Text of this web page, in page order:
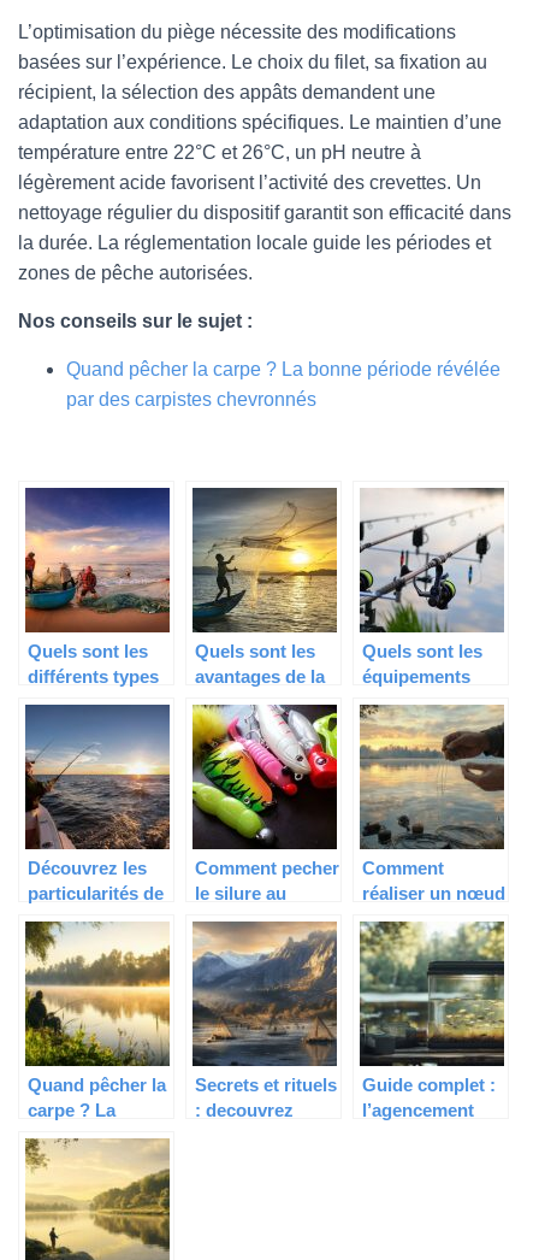
L’optimisation du piège nécessite des modifications
basées sur l’expérience. Le choix du filet, sa fixation au
récipient, la sélection des appâts demandent une
adaptation aux conditions spécifiques. Le maintien d’une
température entre 22°C et 26°C, un pH neutre à
légèrement acide favorisent l’activité des crevettes. Un
nettoyage régulier du dispositif garantit son efficacité dans
la durée. La réglementation locale guide les périodes et
zones de pêche autorisées.
Nos conseils sur le sujet :
Quand pêcher la carpe ? La bonne période révélée
par des carpistes chevronnés
Quels sont les
différents types
de pêche ?
Quels sont les
avantages de la
pêche ?
Quels sont les
équipements
adéquats pour
réaliser une
bonne pêche à la
carpe ?
Découvrez les
particularités de
chaque bateau
de pêche
Comment pecher
le silure au
leurre ?
Comment
réaliser un nœud
Rapala : Le
secret des
pêcheurs
confirmés
Quand pêcher la
carpe ? La
bonne période
révélée par des
carpistes
chevronnés
Secrets et rituels
: decouvrez
Guide complet :
l’agencement